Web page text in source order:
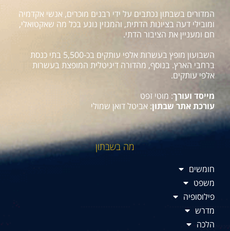
המדורים בשבתון נכתבים על ידי רבנים מוכרים, אנשי אקדמיה
ומובילי דעה בציונות הדתית, והמגזין נוגע בכל מה שאקטואלי,
חם ומעניין את הציבור הדתי.
השבועון מופץ בעשרות אלפי עותקים בכ-5,500 בתי כנסת
ברחבי הארץ. בנוסף, מהדורה דיגיטלית המופצת בעשרות
אלפי עותקים.
מייסד ועורך: מוטי זפט
עורכת אתר שבתון: אביטל דואן שמולי
מה בשבתון
חומשים
משפט
פילוסופיה
מדרש
הלכה